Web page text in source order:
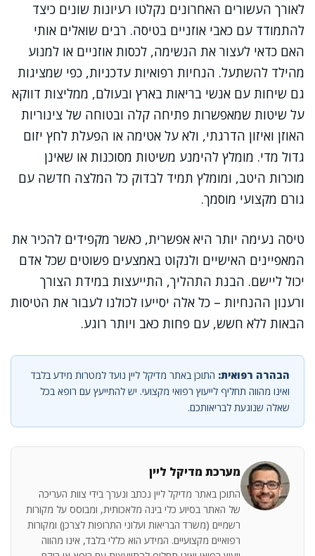
לאורך העשורים האחרונים נקלטו רעיונות שונים כיצד
להתמודד עם כאבי אוזניים בטיסה. רבים שואלים אותי
האם כדאי לעצור את הנשימה, לכסות אוזניים או למנוע
מהילד להשתעל. הנחיות רפואיות עדכניות, כפי שמציגות
גם שיחות עם אנשי בריאות בארץ ובעולם, ממליצות דווקא
על שיטות שמאפשרות פתיחה קלה ובטוחה של צינוריות
האוזן ואיזון הדרגתי, ולא על אטימה או הפעלת לחץ יזום
גדול מדי. מומלץ להימנע משיטות מסוכנות או שאינן
מוכרות היטב, ומומלץ תמיד לבדוק כל המלצה חדשה עם
גורם מקצועי מוסמך.
טיסה נעימה יותר היא אפשרית, כאשר מקפידים להכיר את
המאפיינים האישיים ולנקוט באמצעים פשוטים שכל אדם
יכול ליישם. הבנת התהליך, התייעצות במידת הצורך
ורענון ההנחיות – כל אלה יסייעו לכולנו לעבור את הטיסות
הבאות ללא חשש, עם פחות כאב ויותר רוגע.
הבהרה רפואית: התוכן באתר מדיקל ליין נועד למטרות מידע בלבד
ואינו מהווה תחליף לייעוץ רפואי מקצועי. יש להתייעץ עם רופא בכל
שאלה שנוגעת לבריאותכם.
מערכת מדיקל ליין
התוכן באתר מדיקל ליין נכתב ונערך בידי צוות העריכה
של האתר בסיוע כלי בינה מלאכותית, ומבוסס על מקורות
רשמיים (משרד הבריאות ועלוני התרופות לצרכן) ומקורות
רפואיים מקצועיים. המידע הוא כללי בלבד, אינו מהווה